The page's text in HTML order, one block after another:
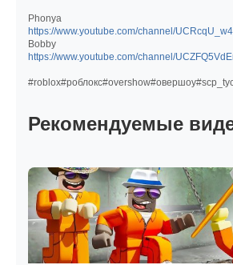
Phonya
https://www.youtube.com/channel/
Bobby
https://www.youtube.com/channel/
Рекомендуемые